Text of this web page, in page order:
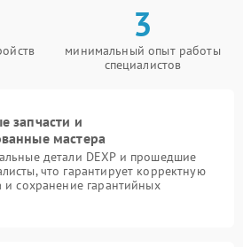
3
минимальный опыт работы
специалистов
запчасти и
мастера
детали DEXP и прошедшие
что гарантирует корректную
и сохранение гарантийных